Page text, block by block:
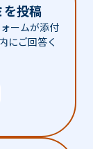
投稿
ームが添付
にご回答く